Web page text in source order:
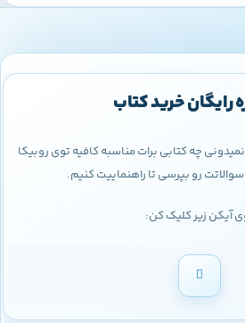
رایگان خرید کتاب
چه کتابی برات مناسبه کافیه توی روبیکا
رو بپرسی تا راهنماییت کنیم.
آیکن زیر کلیک کن: